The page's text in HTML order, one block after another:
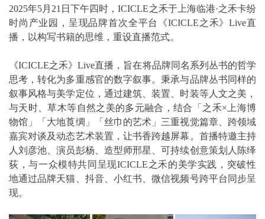
2025年5月21日下午四时，ICICLE之禾于上海临港·之禾卡纷
时尚产业园，呈现品牌首次全平台《ICICLE之禾》Live直
播，以构写书籍的思维，重设直播范式。
《ICICLE之禾》Live直播，旨在将品牌同名系列丛书的哲学
思考，转化为多重感官的数字叙事。秉承与品牌丛书同样的
叙事风格与美学定位，通过建筑、装置、时装等人文之美，
与天时、草木等自然之美的多元融合，结合「之禾×上海博
物馆」「大地莨绸」「丝巾的艺术」三重视觉篇章、跨领域
嘉宾对谈及动态艺术装置，让书香跨越屏幕。首播特邀主持
人刘彦池、演员彭杨、造型师邢星、可持续创意策划人陈绎
荻，与一众模特共同呈现ICICLE之禾的美学实践，突破性
地通过品牌天猫、抖音、小红书、微信视频号跨平台同步呈
现。